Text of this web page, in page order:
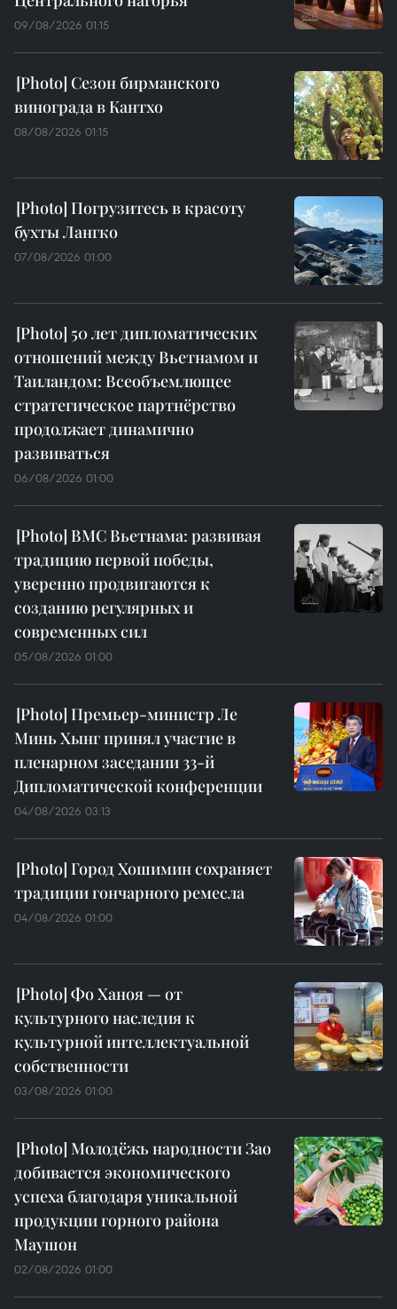
09/08/2026 01:15
Сезон бирманского
винограда в Кантхо
08/08/2026 01:15
Погрузитесь в красоту
бухты Лангко
07/08/2026 01:00
50 лет дипломатических
отношений между Вьетнамом и
Таиландом: Всеобъемлющее
стратегическое партнёрство
продолжает динамично
развиваться
06/08/2026 01:00
ВМС Вьетнама: развивая
традицию первой победы,
уверенно продвигаются к
созданию регулярных и
современных сил
05/08/2026 01:00
Премьер-министр Ле
Минь Хынг принял участие в
пленарном заседании 33-й
Дипломатической конференции
04/08/2026 03:13
Город Хошимин сохраняет
традиции гончарного ремесла
04/08/2026 01:00
Фо Ханоя — от
культурного наследия к
культурной интеллектуальной
собственности
03/08/2026 01:00
Молодёжь народности Зао
добивается экономического
успеха благодаря уникальной
продукции горного района
Маушон
02/08/2026 01:00